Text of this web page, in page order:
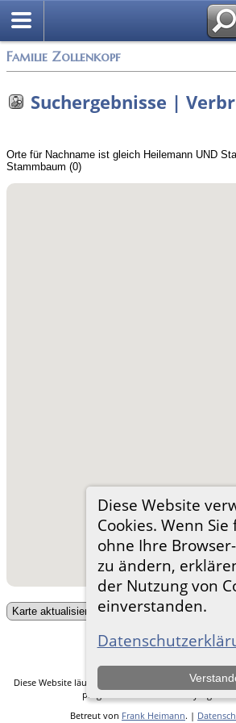
Familie Zollenkopf
Diese Website
Cookies. Wenn
ohne Ihre
zu ändern,
der Nutzung von
einverstanden.
Suchergebnisse |
Orte für Nachname ist gleich Heilemann UND
Stammbaum (0)
Nummern und Pins
Zur Desktop-Webseite
Diese Website läuft mit The Next Generation of
programmiert von Darrin Lythgoe ©
Betreut von Frank Heimann. |